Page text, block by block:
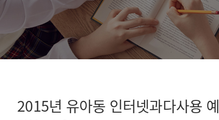
2015년 유아동 인터넷과다사용